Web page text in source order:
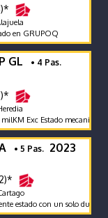
en GRUPOQ
GL • 4 Pas.
Exc Estado mecanico
• 5 Pas. 2023
estado con un solo dueño y